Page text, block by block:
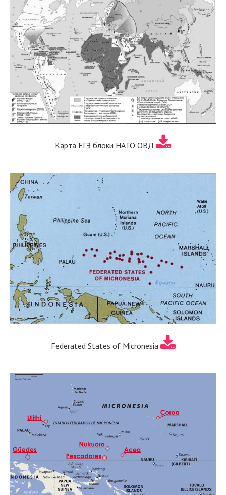
Карта ЕГЭ блоки НАТО ОВД
Federated States of Micronesia